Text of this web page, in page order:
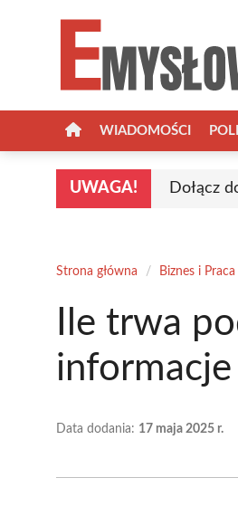
WIADOMOŚCI
UWAGA! Dołącz
Strona główna / Biznes i Praca
Ile trwa
informacje
Data dodania: 17 maja 2025 r.